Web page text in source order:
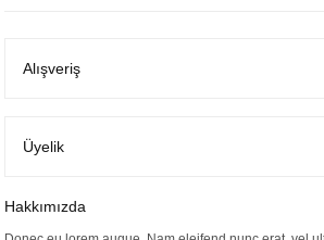
Ürün resmi kalitesiz, bozuk veya görüntülenemiyor.
Ürün bilgilerinde hatalar bulunuyor.
Bu ürüne benzer farklı alternatifler olmalı.
Alışveriş
Üyelik
Hakkımızda